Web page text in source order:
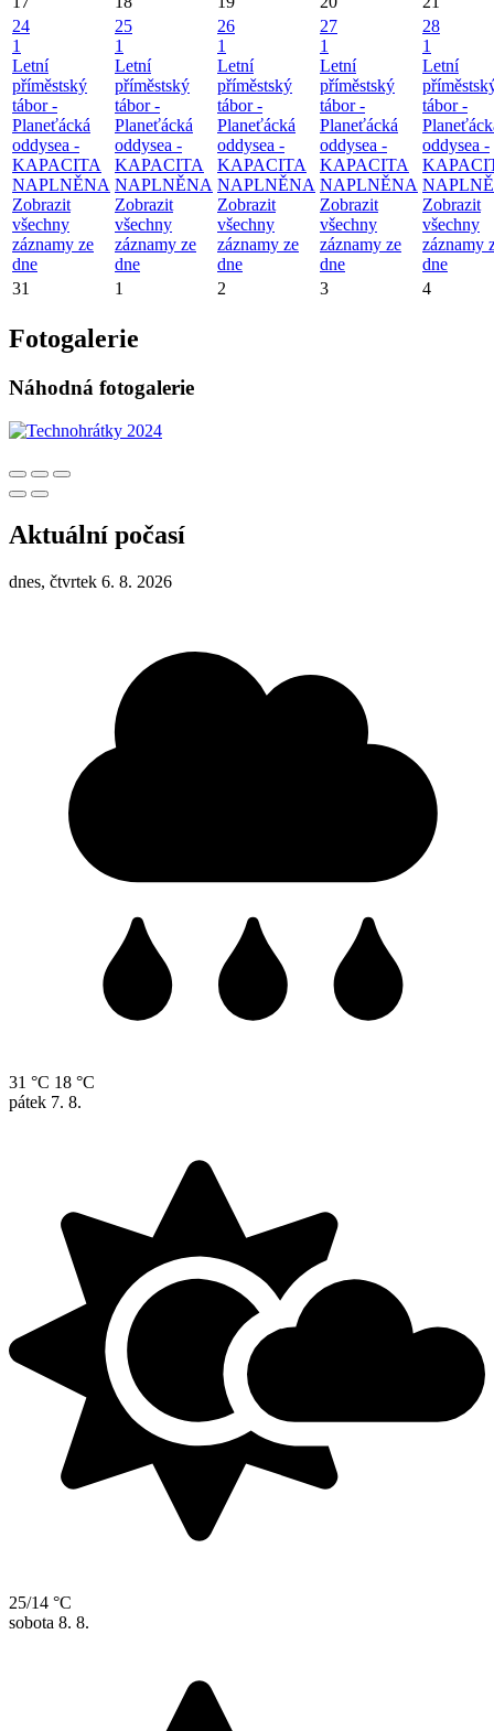
24
1
Letní
příměstský
tábor -
Planeťácká
oddysea -
KAPACITA
NAPLNĚNA
Zobrazit
všechny
záznamy ze
dne
25
1
Letní
příměstský
tábor -
Planeťácká
oddysea -
KAPACITA
NAPLNĚNA
Zobrazit
všechny
záznamy ze
dne
26
1
Letní
příměstský
tábor -
Planeťácká
oddysea -
KAPACITA
NAPLNĚNA
Zobrazit
všechny
záznamy ze
dne
27
1
Letní
příměstský
tábor -
Planeťácká
oddysea -
KAPACITA
NAPLNĚNA
Zobrazit
všechny
záznamy ze
dne
28
1
Letní
tábor -
oddysea -
Zobrazit
všechny
záznamy
dne
31
1 2 3 4
Fotogalerie
Náhodná fotogalerie
Aktuální počasí
dnes, čtvrtek 6. 8. 2026
31 °C 18 °C
pátek 7. 8.
25/14 °C
sobota 8. 8.